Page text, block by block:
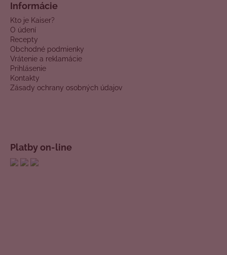
Informácie
Kto je Kaiser?
O údení
Recepty
Obchodné podmienky
Vrátenie a reklamácie
Prihlásenie
Kontakty
Zásady ochrany osobných údajov
Platby on-line